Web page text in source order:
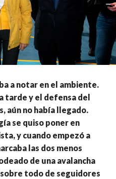
a notar en el ambiente.
tarde y el defensa del
aún no había llegado.
se quiso poner en
y cuando empezó a
las dos menos
de una avalancha
todo de seguidores